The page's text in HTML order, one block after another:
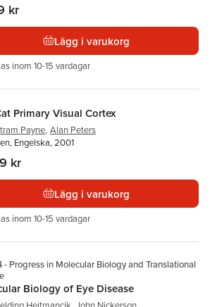
kr
Lägg i varukorg
inom 10-15 vardagar
Primary Visual Cortex
Payne, Alan Peters
Engelska, 2001
kr
Lägg i varukorg
inom 10-15 vardagar
- Progress in Molecular Biology and Translational
Biology of Eye Disease